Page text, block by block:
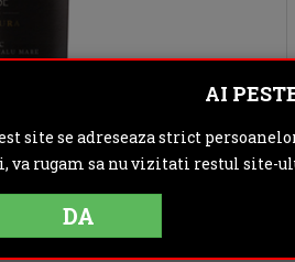
AI
site se adreseaza strict
va rugam sa nu vizitati restul site-
DA